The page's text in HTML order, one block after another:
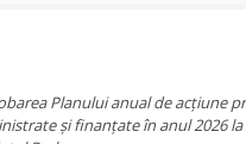
Planului anual de acțiune
și finanțate în anul 2026